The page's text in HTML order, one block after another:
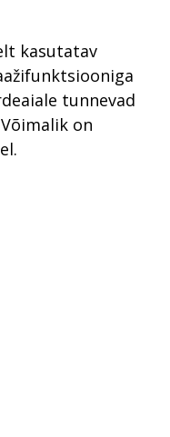
kasutatav
tunnevad
on